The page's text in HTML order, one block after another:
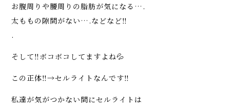
お腹周りや腰周りの脂肪が気になる….
太ももの隙間がない….などなど‼️
.
そして‼️ボコボコしてますよね💦
この正体‼️→セルライトなんです‼️
私達が気がつかない間にセルライトは